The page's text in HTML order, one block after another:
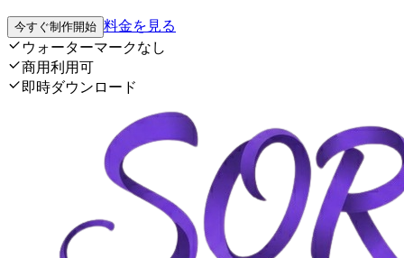
今すぐ制作開始 料金を見る
ウォーターマークなし
商用利用可
即時ダウンロード